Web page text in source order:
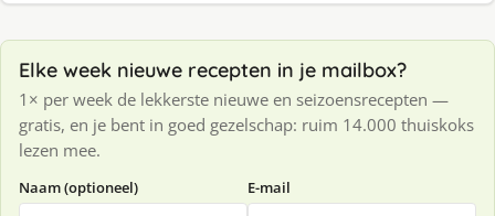
Elke week nieuwe recepten in je mailbox?
1× per week de lekkerste nieuwe en seizoensrecepten —
gratis, en je bent in goed gezelschap: ruim 14.000 thuiskoks
lezen mee.
Naam (optioneel) E-mail